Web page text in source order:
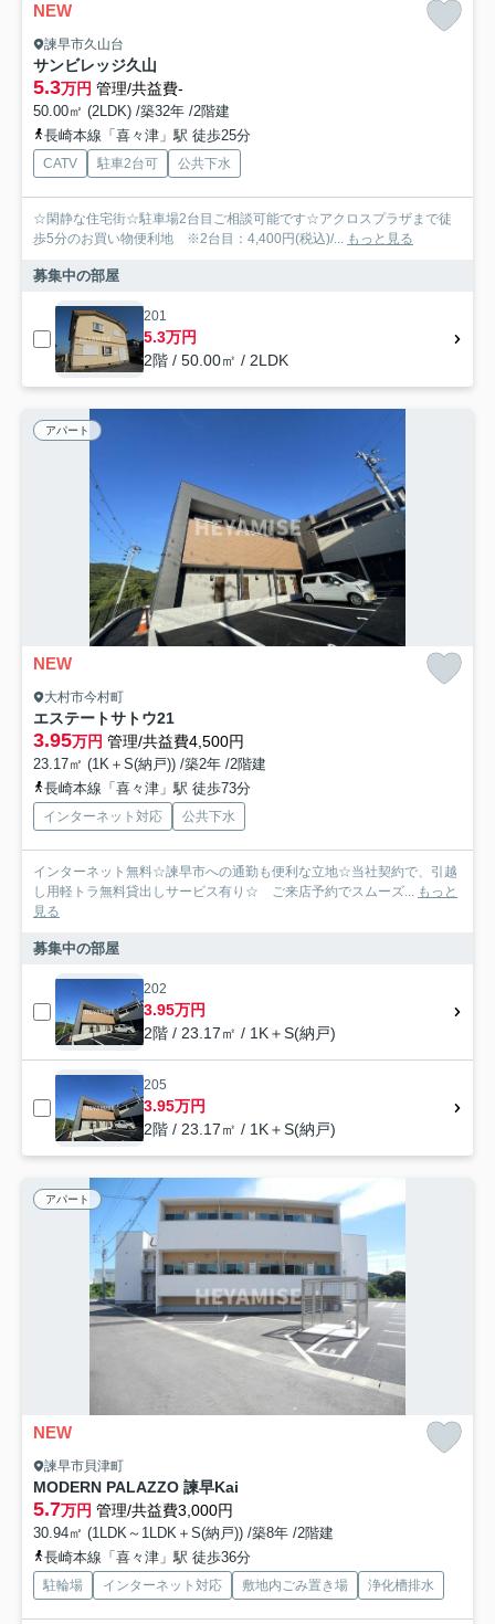
NEW
諫早市久山台
サンビレッジ久山
5.3万円 管理/共益費-
50.00㎡ (2LDK) /築32年 /2階建
長崎本線「喜々津」駅 徒歩25分
CATV 駐車2台可 公共下水
☆閑静な住宅街☆駐車場2台目ご相談可能です☆アクロスプラザまで徒
歩5分のお買い物便利地 ※2台目：4,400円(税込)/... もっと見る
募集中の部屋
201
5.3万円
2階 / 50.00㎡ / 2LDK
アパート
NEW
大村市今村町
エステートサトウ21
3.95万円 管理/共益費4,500円
23.17㎡ (1K＋S(納戸)) /築2年 /2階建
長崎本線「喜々津」駅 徒歩73分
インターネット対応 公共下水
インターネット無料☆諫早市への通勤も便利な立地☆当社契約で、引越
し用軽トラ無料貸出しサービス有り☆ ご来店予約でスムーズ... もっと
見る
募集中の部屋
202
3.95万円
2階 / 23.17㎡ / 1K＋S(納戸)
205
3.95万円
2階 / 23.17㎡ / 1K＋S(納戸)
アパート
NEW
諫早市貝津町
MODERN PALAZZO 諫早Kai
5.7万円 管理/共益費3,000円
30.94㎡ (1LDK～1LDK＋S(納戸)) /築8年 /2階建
長崎本線「喜々津」駅 徒歩36分
駐輪場 インターネット対応 敷地内ごみ置き場 浄化槽排水